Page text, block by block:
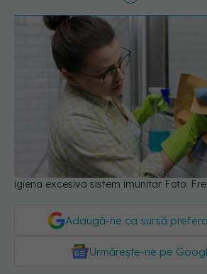
igiena excesiva sistem imunitar Foto:
Adaugă-ne ca sursă
Urmărește-ne pe